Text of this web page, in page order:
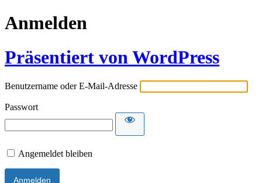
Anmelden
Präsentiert von WordPress
Benutzername oder E-Mail-Adresse
Passwort
Angemeldet bleiben